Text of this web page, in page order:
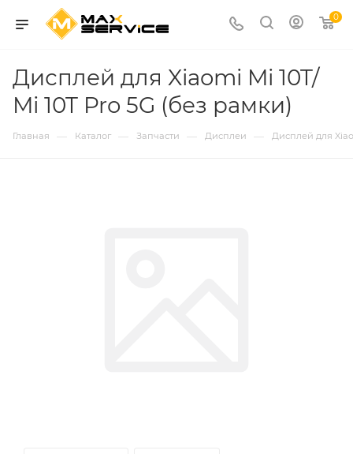
0
Дисплей для Xiaomi Mi 10T/
Mi 10T Pro 5G (без рамки)
Главная — Каталог — Запчасти — Дисплеи — Дисплей для